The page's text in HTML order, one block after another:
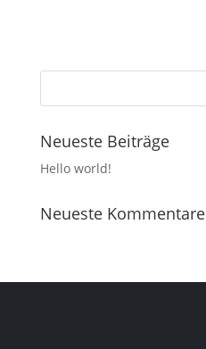
Neueste Beiträge
Hello world!
Neueste Kommentare